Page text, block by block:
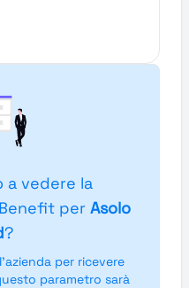
a vedere la
per Asolo
?
per ricevere
parametro sarà